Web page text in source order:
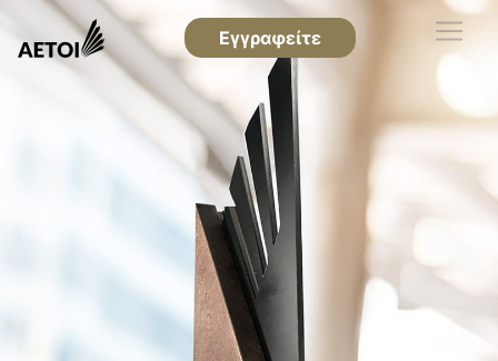
Εγγραφείτε